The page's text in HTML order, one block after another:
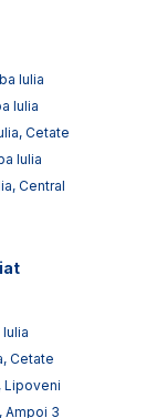
Iulia
Iulia
Cetate
Iulia
Central
Cetate
Lipoveni
Ampoi 3